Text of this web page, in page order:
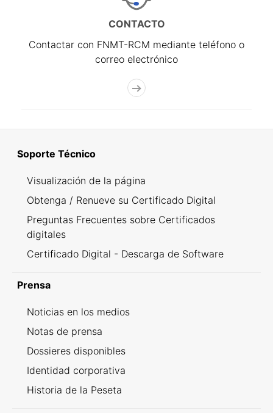
CONTACTO
Contactar con FNMT-RCM mediante teléfono o
correo electrónico
Soporte Técnico
Visualización de la página
Obtenga / Renueve su Certificado Digital
Preguntas Frecuentes sobre Certificados
digitales
Certificado Digital - Descarga de Software
Prensa
Noticias en los medios
Notas de prensa
Dossieres disponibles
Identidad corporativa
Historia de la Peseta